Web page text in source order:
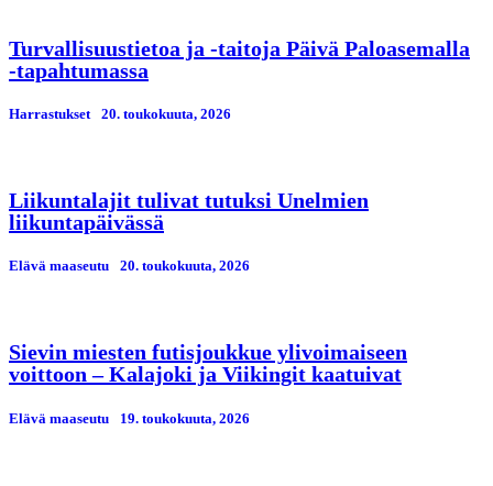
Turvallisuustietoa ja -taitoja Päivä Paloasemalla
-tapahtumassa
Harrastukset 20. toukokuuta, 2026
Liikuntalajit tulivat tutuksi Unelmien
liikuntapäivässä
Elävä maaseutu 20. toukokuuta, 2026
Sievin miesten futisjoukkue ylivoimaiseen
voittoon – Kalajoki ja Viikingit kaatuivat
Elävä maaseutu 19. toukokuuta, 2026